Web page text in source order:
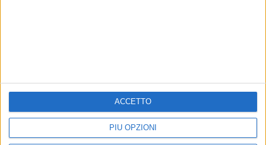
PIÙ OPZIONI
ACCETTO
IL LUTTO 28 mar 2023
Addio a Gianni Minà: l’ultimo saluto dei